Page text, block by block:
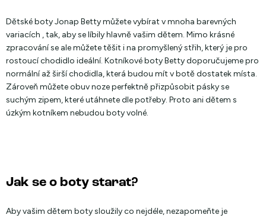
Dětské boty Jonap Betty můžete vybírat v mnoha barevných
variacích , tak, aby se líbily hlavně vašim dětem. Mimo krásné
zpracování se ale můžete těšit i na promyšlený střih, který je pro
rostoucí chodidlo ideální. Kotníkové boty Betty doporučujeme pro
normální až širší chodidla, která budou mít v botě dostatek místa.
Zároveň můžete obuv noze perfektně přizpůsobit pásky se
suchým zipem, které utáhnete dle potřeby. Proto ani dětem s
úzkým kotníkem nebudou boty volné.
Jak se o boty starat?
Aby vašim dětem boty sloužily co nejdéle, nezapomeňte je